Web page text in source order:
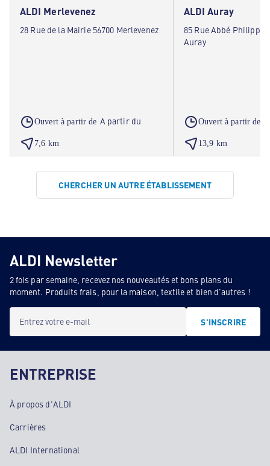
ALDI Merlevenez
28 Rue de la Mairie 56700 Merlevenez
Ouvert à partir de A partir du
7,6 km
ALDI Auray
85 Rue Abbé Philippe
Auray
Ouvert à partir de
13,9 km
CHERCHER UN AUTRE ÉTABLISSEMENT
ALDI Newsletter
2 fois par semaine, recevez nos nouveautés et bons plans du
moment. Produits frais, pour la maison, textile et bien d'autres !
Entrez votre e-mail S'INSCRIRE
ENTREPRISE
À propos d'ALDI
Carrières
ALDI International